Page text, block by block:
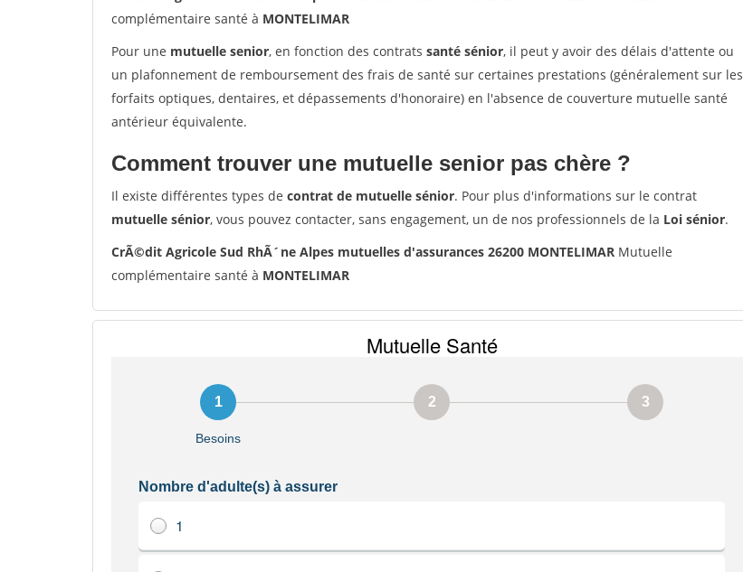
complémentaire santé à MONTELIMAR
Pour une mutuelle senior, en fonction des contrats santé sénior, il peut y avoir des délais d'attente ou
un plafonnement de remboursement des frais de santé sur certaines prestations (généralement sur les
forfaits optiques, dentaires, et dépassements d'honoraire) en l'absence de couverture mutuelle santé
antérieur équivalente.
Comment trouver une mutuelle senior pas chère ?
Il existe différentes types de contrat de mutuelle sénior. Pour plus d'informations sur le contrat
mutuelle sénior, vous pouvez contacter, sans engagement, un de nos professionnels de la Loi sénior.
CrÃ©dit Agricole Sud RhÃ´ne Alpes mutuelles d'assurances 26200 MONTELIMAR Mutuelle
complémentaire santé à MONTELIMAR